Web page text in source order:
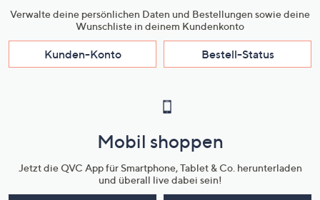
Verwalte deine persönlichen Daten und Bestellungen sowie deine
Wunschliste in deinem Kundenkonto
Kunden-Konto Bestell-Status
Mobil shoppen
Jetzt die QVC App für Smartphone, Tablet & Co. herunterladen
und überall live dabei sein!